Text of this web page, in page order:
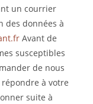
un courrier
des données à
Avant de
susceptibles
de nous
à votre
suite à